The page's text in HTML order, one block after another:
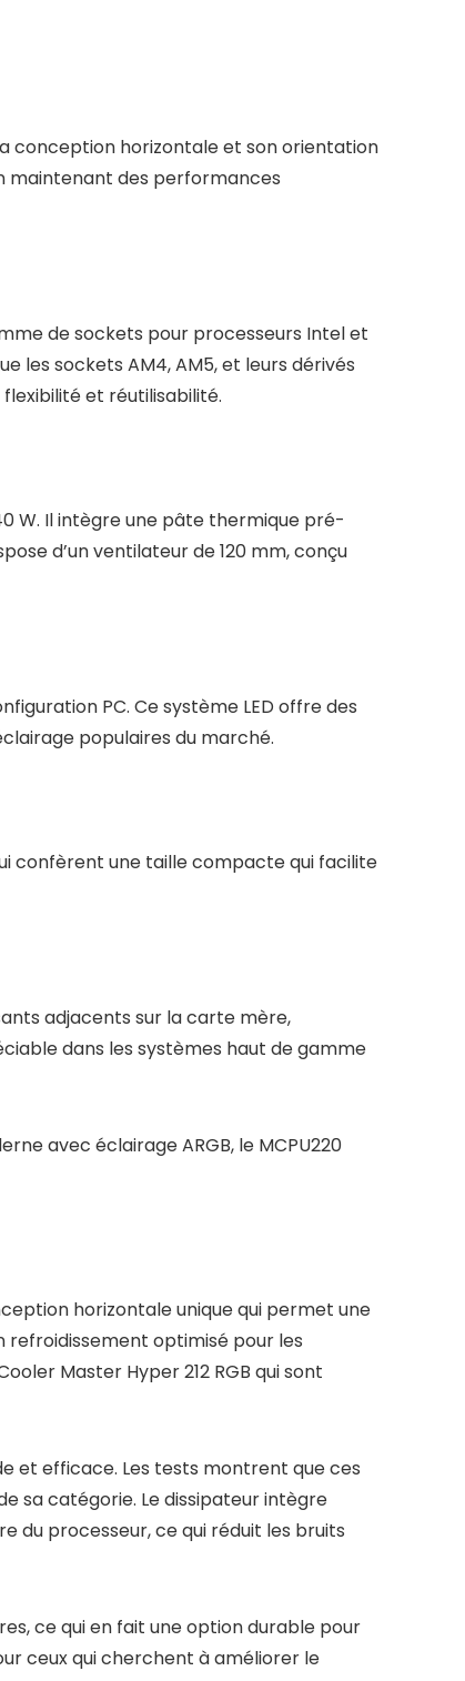
conception horizontale et son orientation
maintenant des performances
de sockets pour processeurs Intel et
les sockets AM4, AM5, et leurs dérivés
et réutilisabilité.
W. Il intègre une pâte thermique pré-
d’un ventilateur de 120 mm, conçu
PC. Ce système LED offre des
populaires du marché.
confèrent une taille compacte qui facilite
adjacents sur la carte mère,
dans les systèmes haut de gamme
avec éclairage ARGB, le MCPU220
horizontale unique qui permet une
refroidissement optimisé pour les
Master Hyper 212 RGB qui sont
et efficace. Les tests montrent que ces
sa catégorie. Le dissipateur intègre
du processeur, ce qui réduit les bruits
ce qui en fait une option durable pour
ceux qui cherchent à améliorer le